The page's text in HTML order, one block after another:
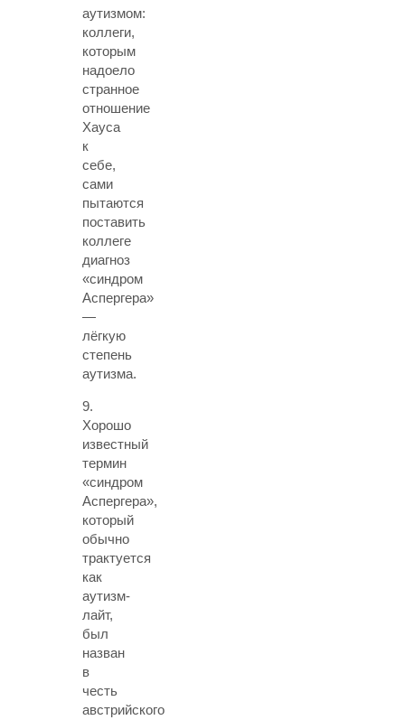
аутизмом:
коллеги,
которым
надоело
странное
отношение
Хауса
к
себе,
сами
пытаются
поставить
коллеге
диагноз
«синдром
Аспергера»
—
лёгкую
степень
аутизма.
9.
Хорошо
известный
термин
«синдром
Аспергера»,
который
обычно
трактуется
как
аутизм-
лайт,
был
назван
в
честь
австрийского